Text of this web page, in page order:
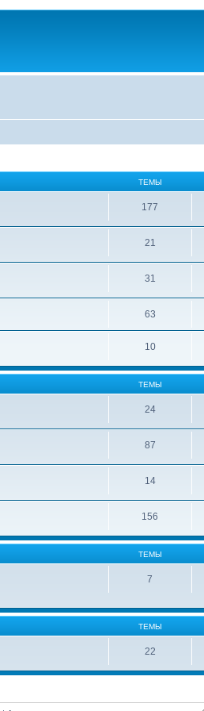
ТЕМЫ
177
21
31
63
10
ТЕМЫ
24
87
14
156
ТЕМЫ
7
ТЕМЫ
22